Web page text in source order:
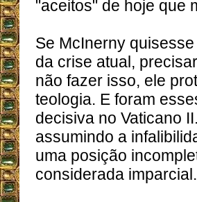
"aceitos" de hoje que
Se McInerny
da crise atual,
não fazer isso, ele
teologia. E foram
decisiva no Vaticano
assumindo a
uma posição
considerada imparcial.